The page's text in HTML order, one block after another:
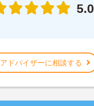
5.0
アドバイザーに相談する